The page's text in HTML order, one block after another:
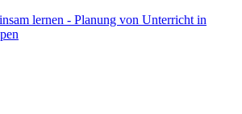
lernen - Planung von Unterricht in